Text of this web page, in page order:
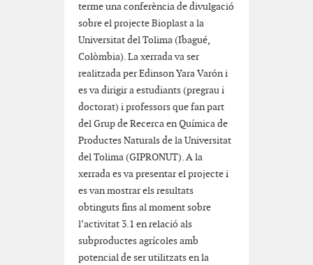
terme una conferència de divulgació
sobre el projecte Bioplast a la
Universitat del Tolima (Ibagué,
Colòmbia). La xerrada va ser
realitzada per Edinson Yara Varón i
es va dirigir a estudiants (pregrau i
doctorat) i professors que fan part
del Grup de Recerca en Química de
Productes Naturals de la Universitat
del Tolima (GIPRONUT). A la
xerrada es va presentar el projecte i
es van mostrar els resultats
obtinguts fins al moment sobre
l’activitat 3.1 en relació als
subproductes agrícoles amb
potencial de ser utilitzats en la